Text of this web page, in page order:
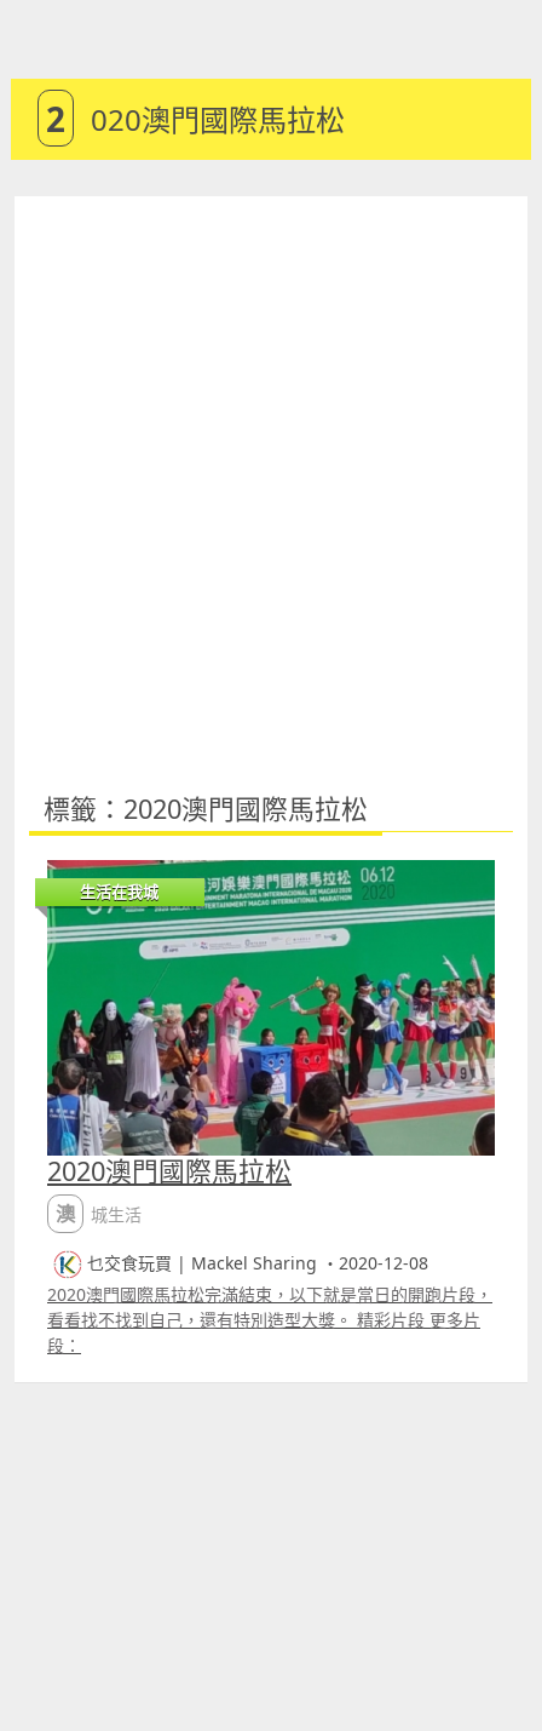
2 020澳門國際馬拉松
標籤：2020澳門國際馬拉松
生活在我城
2020澳門國際馬拉松
澳城生活
乜交食玩買 | Mackel Sharing ・2020-12-08
2020澳門國際馬拉松完滿結束，以下就是當日的開跑片段，
看看找不找到自己，還有特別造型大獎。 精彩片段 更多片
段：